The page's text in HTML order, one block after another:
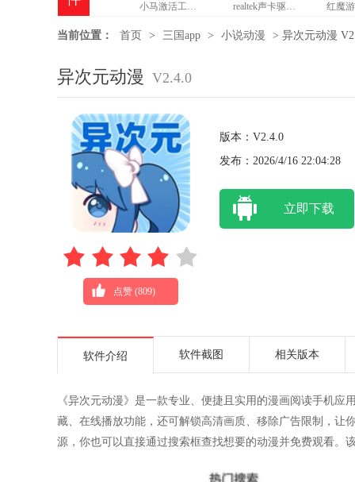
小马激活工具官网版 realtek声卡驱动官网版
当前位置： 首页 > 三国app > 小说动漫 > 异次元动漫
异次元动漫 V2.4.0
点赞 (809)
版本：V2.4.0
发布：2026/4/16 22:04:28
立即下载
软件介绍 软件截图 相关版本
《异次元动漫》是一款专业、便捷且实用的漫画阅读手机
藏、在线播放功能，还可解锁高清画质、移除广告限制，让
源，你也可以直接通过搜索框查找想要的动漫并免费观看。